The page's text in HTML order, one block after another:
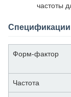
частоты
Спецификации
Форм-фактор
Частота